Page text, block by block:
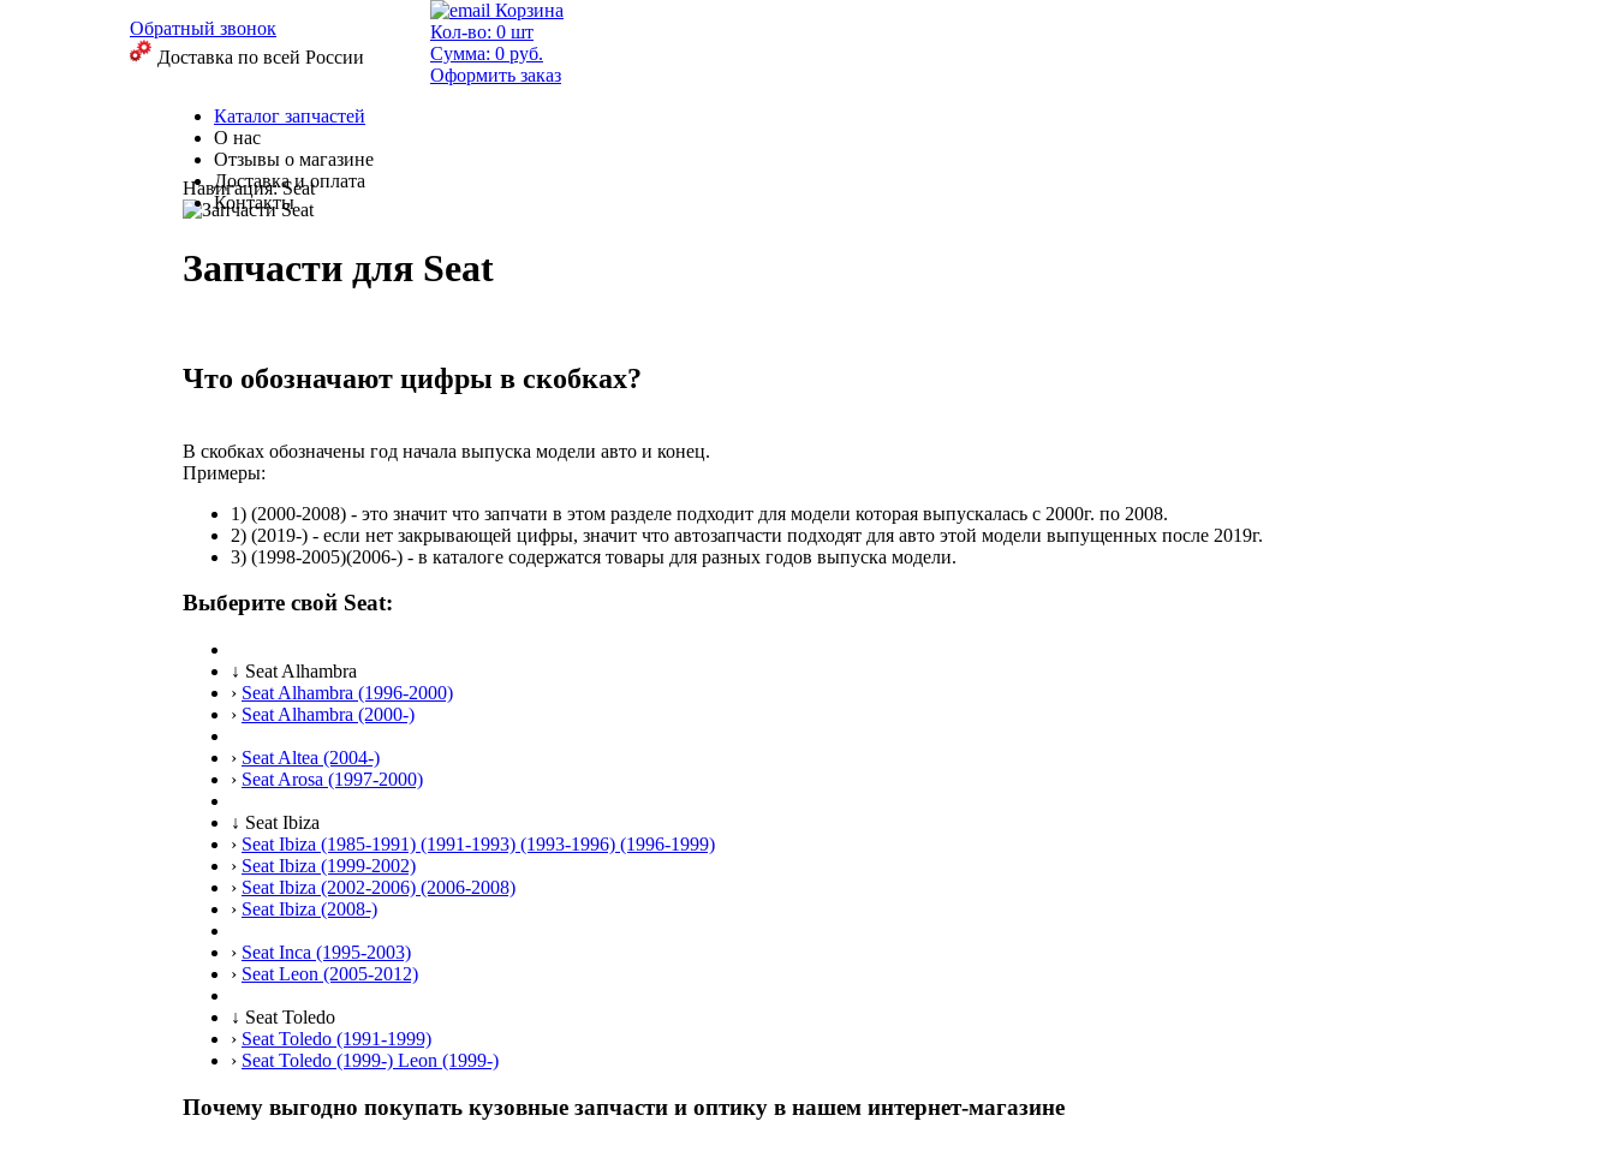
Навигация: Seat
Запчасти для Seat
Что обозначают цифры в скобках?
В скобках обозначены год начала выпуска модели авто и конец.
Примеры:
1) (2000-2008) - это значит что запчати в этом разделе подходит для модели которая выпускалась с 2000г. по 2008.
2) (2019-) - если нет закрывающей цифры, значит что автозапчасти подходят для авто этой модели выпущенных после 2019г.
3) (1998-2005)(2006-) - в каталоге содержатся товары для разных годов выпуска модели.
Выберите свой Seat:
↓ Seat Alhambra
› Seat Alhambra (1996-2000)
› Seat Alhambra (2000-)
› Seat Altea (2004-)
› Seat Arosa (1997-2000)
↓ Seat Ibiza
› Seat Ibiza (1985-1991) (1991-1993) (1993-1996) (1996-1999)
› Seat Ibiza (1999-2002)
› Seat Ibiza (2002-2006) (2006-2008)
› Seat Ibiza (2008-)
› Seat Inca (1995-2003)
› Seat Leon (2005-2012)
↓ Seat Toledo
› Seat Toledo (1991-1999)
› Seat Toledo (1999-) Leon (1999-)
Почему выгодно покупать кузовные запчасти и оптику в нашем интернет-магазине
Обратный звонок
Доставка по всей России
Корзина
Кол-во: 0 шт
Сумма: 0 руб.
Оформить заказ
Каталог запчастей
О нас
Отзывы о магазине
Доставка и оплата
Контакты